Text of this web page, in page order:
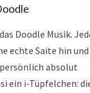
Doodle Musik.
echte Saite hin und
absolut
ein i-Tüpfelchen: